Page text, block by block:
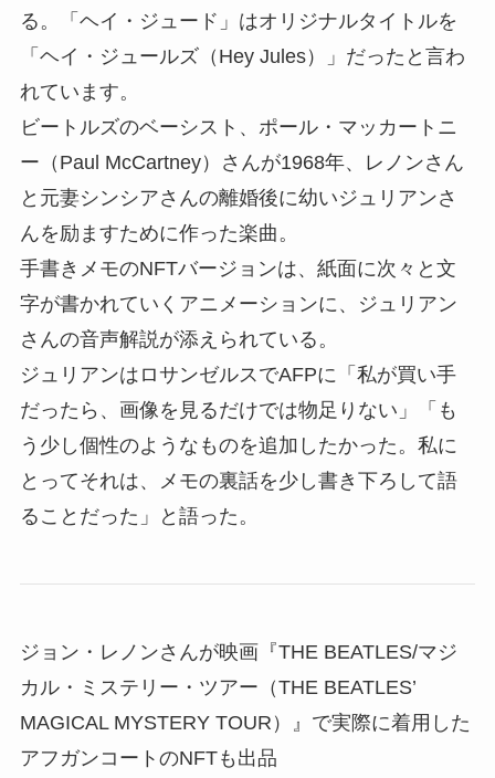
る。「ヘイ・ジュード」はオリジナルタイトルを
「ヘイ・ジュールズ（Hey Jules）」だったと言わ
れています。
ビートルズのベーシスト、ポール・マッカートニ
ー（Paul McCartney）さんが1968年、レノンさん
と元妻シンシアさんの離婚後に幼いジュリアンさ
んを励ますために作った楽曲。
手書きメモのNFTバージョンは、紙面に次々と文
字が書かれていくアニメーションに、ジュリアン
さんの音声解説が添えられている。
ジュリアンはロサンゼルスでAFPに「私が買い手
だったら、画像を見るだけでは物足りない」「も
う少し個性のようなものを追加したかった。私に
とってそれは、メモの裏話を少し書き下ろして語
ることだった」と語った。
ジョン・レノンさんが映画『THE BEATLES/マジ
カル・ミステリー・ツアー（THE BEATLES’
MAGICAL MYSTERY TOUR）』で実際に着用した
アフガンコートのNFTも出品